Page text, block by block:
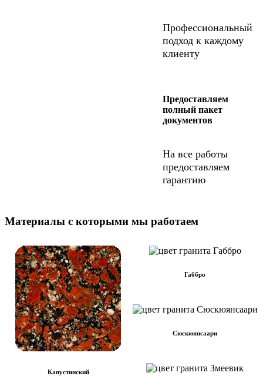
Профессиональный
подход к каждому
клиенту
Предоставляем
полный пакет
документов
На все работы
предоставляем
гарантию
Материалы с которыми мы работаем
Капустинский
Габбро
Сюскюянсаари